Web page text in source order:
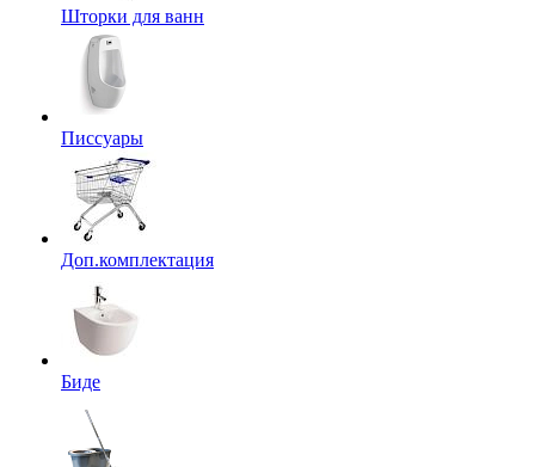
Шторки для ванн
Писсуары
Доп.комплектация
Биде